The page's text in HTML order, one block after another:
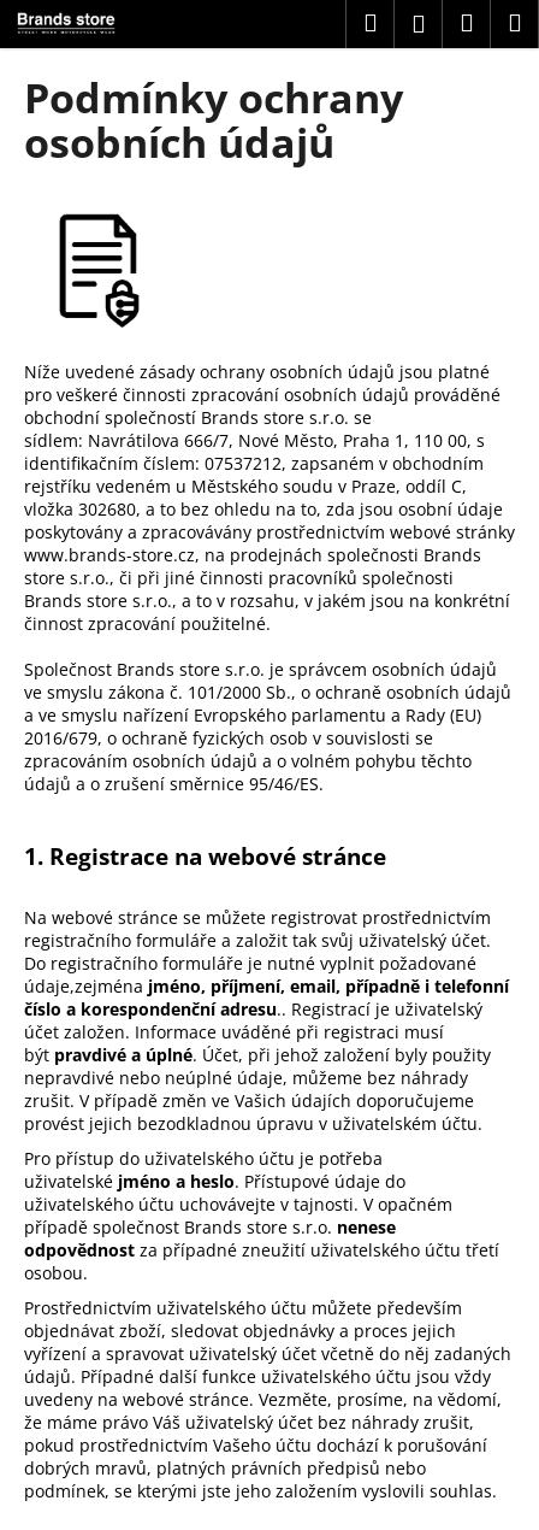
Přejít
na
obsah
HledatPřihlášení
Podmínky ochrany
osobních údajů
Níže uvedené zásady ochrany osobních údajů jsou platné
pro veškeré činnosti zpracování osobních údajů prováděné
obchodní společností Brands store s.r.o. se
sídlem: Navrátilova 666/7, Nové Město, Praha 1, 110 00, s
identifikačním číslem: 07537212, zapsaném v obchodním
rejstříku vedeném u Městského soudu v Praze, oddíl C,
vložka 302680, a to bez ohledu na to, zda jsou osobní údaje
poskytovány a zpracovávány prostřednictvím webové stránky
www.brands-store.cz, na prodejnách společnosti Brands
store s.r.o., či při jiné činnosti pracovníků společnosti
Brands store s.r.o., a to v rozsahu, v jakém jsou na konkrétní
činnost zpracování použitelné.
Společnost Brands store s.r.o. je správcem osobních údajů
ve smyslu zákona č. 101/2000 Sb., o ochraně osobních údajů
a ve smyslu nařízení Evropského parlamentu a Rady (EU)
2016/679, o ochraně fyzických osob v souvislosti se
zpracováním osobních údajů a o volném pohybu těchto
údajů a o zrušení směrnice 95/46/ES.
1. Registrace na webové stránce
Na webové stránce se můžete registrovat prostřednictvím
registračního formuláře a založit tak svůj uživatelský účet.
Do registračního formuláře je nutné vyplnit požadované
údaje,zejména jméno, příjmení, email, případně i telefonní
číslo a korespondenční adresu.. Registrací je uživatelský
účet založen. Informace uváděné při registraci musí
být pravdivé a úplné. Účet, při jehož založení byly použity
nepravdivé nebo neúplné údaje, můžeme bez náhrady
zrušit. V případě změn ve Vašich údajích doporučujeme
provést jejich bezodkladnou úpravu v uživatelském účtu.
Pro přístup do uživatelského účtu je potřeba
uživatelské jméno a heslo. Přístupové údaje do
uživatelského účtu uchovávejte v tajnosti. V opačném
případě společnost Brands store s.r.o. nenese
odpovědnost za případné zneužití uživatelského účtu třetí
osobou.
Prostřednictvím uživatelského účtu můžete především
objednávat zboží, sledovat objednávky a proces jejich
vyřízení a spravovat uživatelský účet včetně do něj zadaných
údajů. Případné další funkce uživatelského účtu jsou vždy
uvedeny na webové stránce. Vezměte, prosíme, na vědomí,
že máme právo Váš uživatelský účet bez náhrady zrušit,
pokud prostřednictvím Vašeho účtu dochází k porušování
dobrých mravů, platných právních předpisů nebo
podmínek, se kterými jste jeho založením vyslovili souhlas.
K
o
C
o
u
j
e
t
e
n
a
j
í
t
?
D
o
p
o
r
u
č
u
j
e
m
e